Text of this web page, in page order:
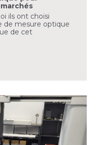
ils ont choisi
de mesure optique
de cet